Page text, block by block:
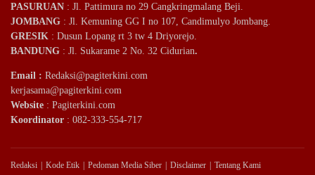
PASURUAN : Jl. Pattimura no 29 Cangkringmalang Beji.
JOMBANG : Jl. Kemuning GG I no 107, Candimulyo Jombang.
GRESIK : Dusun Lopang rt 3 tw 4 Driyorejo.
BANDUNG : Jl. Sukarame 2 No. 32 Cidurian.
Email : Redaksi@pagiterkini.com
kerjasama@pagiterkini.com
Website : Pagiterkini.com
Koordinator : 082-333-554-717
Redaksi Kode Etik Pedoman Media Siber Disclaimer Tentang Kami